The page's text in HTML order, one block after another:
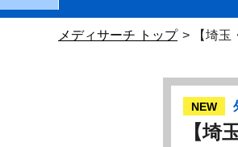
メディサーチ トップ 【埼
NEW
【埼